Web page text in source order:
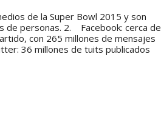
de la Super Bowl 2015 y son
de personas. 2. Facebook: cerca de
con 265 millones de mensajes
36 millones de tuits publicados